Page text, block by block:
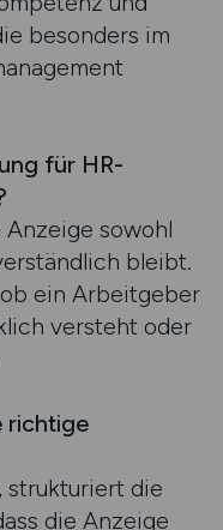
besonders im
für HR-
sowohl
bleibt.
ein Arbeitgeber
versteht oder
richtige
strukturiert die
die Anzeige